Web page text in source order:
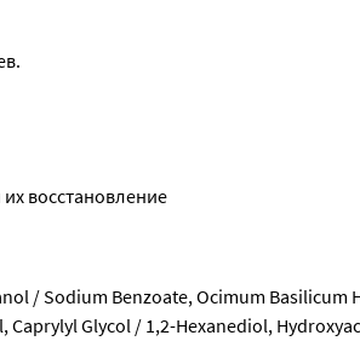
восстановление
/ Sodium Benzoate, Ocimum Basilicum
Glycol / 1,2-Hexanediol,